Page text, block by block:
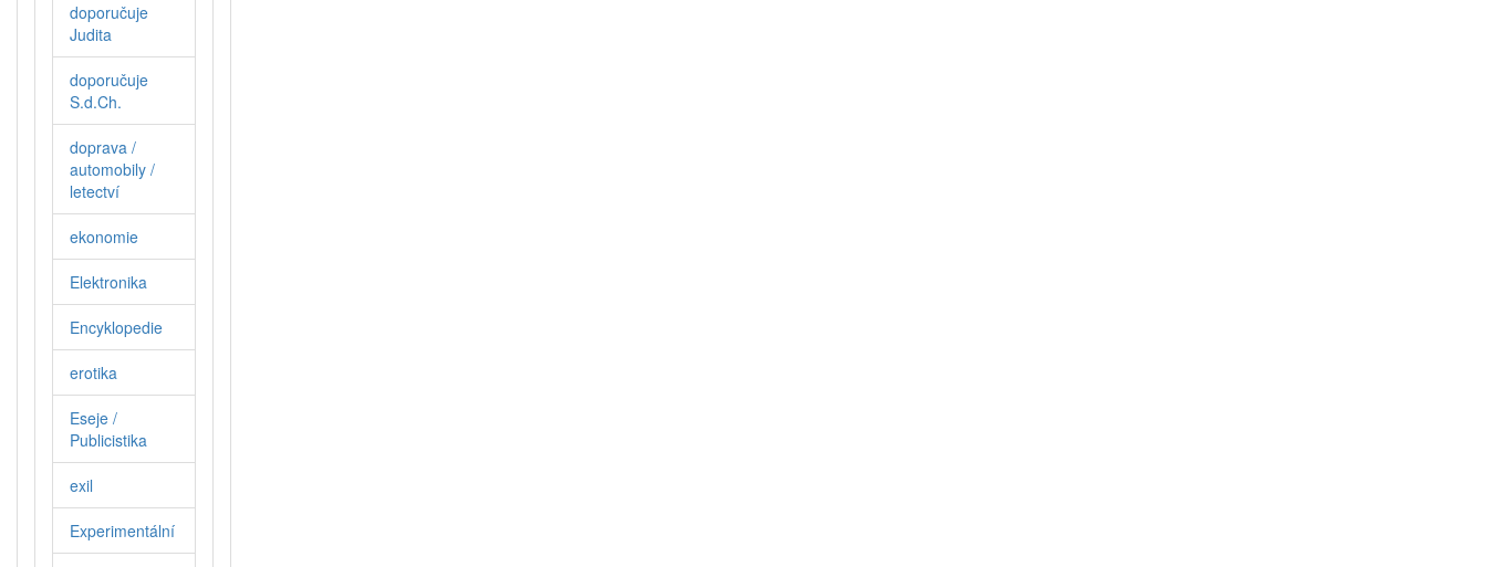
doporučuje
Judita
doporučuje
S.d.Ch.
doprava /
automobily /
letectví
ekonomie
Elektronika
Encyklopedie
erotika
Eseje /
Publicistika
exil
Experimentální